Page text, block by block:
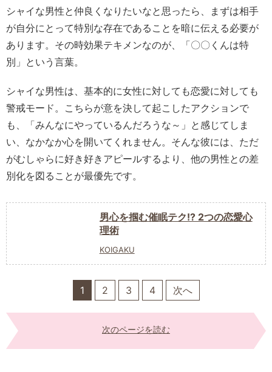
シャイな男性と仲良くなりたいなと思ったら、まずは相手
が自分にとって特別な存在であることを暗に伝える必要が
あります。その時効果テキメンなのが、「〇〇くんは特
別」という言葉。
シャイな男性は、基本的に女性に対しても恋愛に対しても
警戒モード。こちらが意を決して起こしたアクションで
も、「みんなにやっているんだろうな～」と感じてしま
い、なかなか心を開いてくれません。そんな彼には、ただ
がむしゃらに好き好きアピールするより、他の男性との差
別化を図ることが最優先です。
男心を掴む催眠テク!? 2つの恋愛心
理術
KOIGAKU
1 2 3 4 次へ
次のページを読む